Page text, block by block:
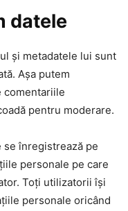
datele
și metadatele lui sunt
Așa putem
comentariile
pentru moderare.
se înregistrează pe
personale pe care
Toți utilizatorii își
personale oricând